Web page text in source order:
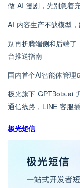
做 AI 漫剧，先别急着
AI 内容生产不缺模型
别再折腾端侧和后端
台推送指南
国内首个AI智能体管理
极光旗下 GPTBots.ai
通信线路，LINE 客服
极光短信